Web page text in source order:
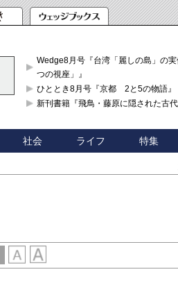
Wedge8月号『台湾「麗しの島」の
つの視座」』
ひととき8月号『京都 2と5の物語』
新刊書籍『飛鳥・藤原に隠された古代
社会 ライフ 特集